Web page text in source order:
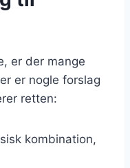
er der mange
er nogle forslag
retten:
kombination,